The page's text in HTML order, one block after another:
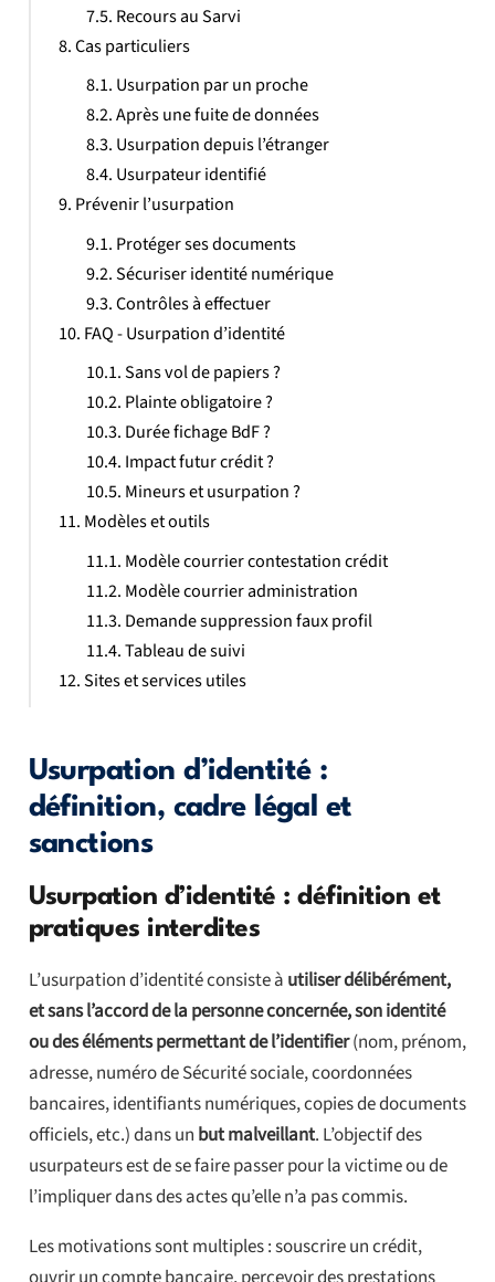
Usurpation d’identité :
définition, cadre légal et
sanctions
Usurpation d’identité : définition et
pratiques interdites
L’usurpation d’identité consiste à utiliser délibérément,
et sans l’accord de la personne concernée, son identité
ou des éléments permettant de l’identifier(nom, prénom,
adresse, numéro de Sécurité sociale, coordonnées
bancaires, identifiants numériques, copies de documents
officiels, etc.) dans un but malveillant. L’objectif des
usurpateurs est de se faire passer pour la victime ou de
l’impliquer dans des actes qu’elle n’a pas commis.
Les motivations sont multiples : souscrire un crédit,
Recours au Sarvi
Cas particuliers
Usurpation par un proche
Après une fuite de données
Usurpation depuis l’étranger
Usurpateur identifié
Prévenir l’usurpation
Protéger ses documents
Sécuriser identité numérique
Contrôles à effectuer
FAQ - Usurpation d’identité
Sans vol de papiers ?
Plainte obligatoire ?
Durée fichage BdF ?
Impact futur crédit ?
Mineurs et usurpation ?
Modèles et outils
Modèle courrier contestation crédit
Modèle courrier administration
Demande suppression faux profil
Tableau de suivi
Sites et services utiles